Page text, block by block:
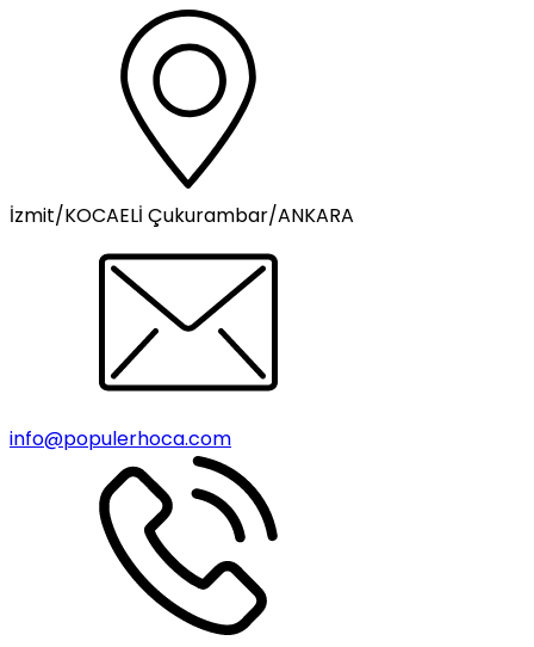
İzmit/KOCAELİ Çukurambar/ANKARA
info@populerhoca.com